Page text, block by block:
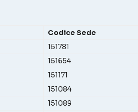
Codice Sede
151781
151654
151171
151084
151089